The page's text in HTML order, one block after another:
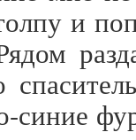
и
синие